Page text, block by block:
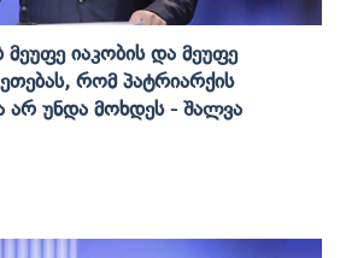
Იაკობის Და Მეუფე
Რომ Პატრიარქის
Არ Უნდა Მოხდეს - Შალვა